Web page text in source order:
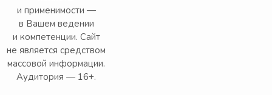
и применимости —
в Вашем ведении
и компетенции. Сайт
не является средством
массовой информации.
Аудитория — 16+.